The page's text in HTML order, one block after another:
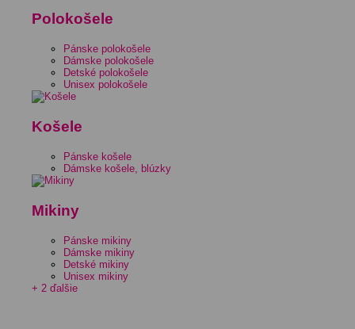
Polokošele
Pánske polokošele
Dámske polokošele
Detské polokošele
Unisex polokošele
Košele
Pánske košele
Dámske košele, blúzky
Mikiny
Pánske mikiny
Dámske mikiny
Detské mikiny
Unisex mikiny
+ 2 ďalšie